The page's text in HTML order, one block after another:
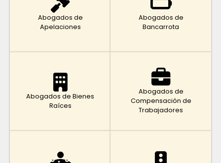
Abogados de
Apelaciones
Abogados de
Bancarrota
Abogados de Bienes
Raíces
Abogados de
Compensación de
Trabajadores